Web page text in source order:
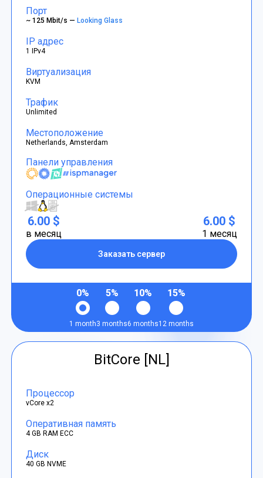
Порт
~ 125 Mbit/s —Looking Glass
IP адрес
1 IPv4
Виртуализация
KVM
Трафик
Unlimited
Местоположение
Netherlands, Amsterdam
Панели управления
Операционные системы
6.00 $
в месяц
Заказать сервер
6.00 $
1 месяц
0%
1 month
5%
3 months
10%
6 months
15%
12 months
BitCore [NL]
Процессор
vCore x2
Оперативная память
4 GB RAM ECC
Диск
40 GB NVME